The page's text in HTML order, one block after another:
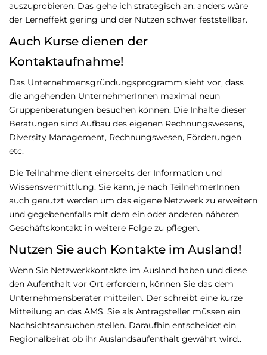
auszuprobieren. Das gehe ich strategisch an; anders wäre
der Lerneffekt gering und der Nutzen schwer feststellbar.
Auch Kurse dienen der
Kontaktaufnahme!
Das Unternehmensgründungsprogramm sieht vor, dass
die angehenden UnternehmerInnen maximal neun
Gruppenberatungen besuchen können. Die Inhalte dieser
Beratungen sind Aufbau des eigenen Rechnungswesens,
Diversity Management, Rechnungswesen, Förderungen
etc.
Die Teilnahme dient einerseits der Information und
Wissensvermittlung. Sie kann, je nach TeilnehmerInnen
auch genutzt werden um das eigene Netzwerk zu erweitern
und gegebenenfalls mit dem ein oder anderen näheren
Geschäftskontakt in weitere Folge zu pflegen.
Nutzen Sie auch Kontakte im Ausland!
Wenn Sie Netzwerkkontakte im Ausland haben und diese
den Aufenthalt vor Ort erfordern, können Sie das dem
Unternehmensberater mitteilen. Der schreibt eine kurze
Mitteilung an das AMS. Sie als Antragsteller müssen ein
Nachsichtsansuchen stellen. Daraufhin entscheidet ein
Regionalbeirat ob ihr Auslandsaufenthalt gewährt wird..